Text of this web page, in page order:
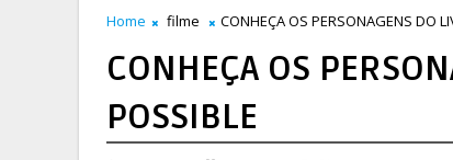
Home filme CONHEÇA OS PERSONAGENS DO
CONHEÇA OS
POSSIBLE